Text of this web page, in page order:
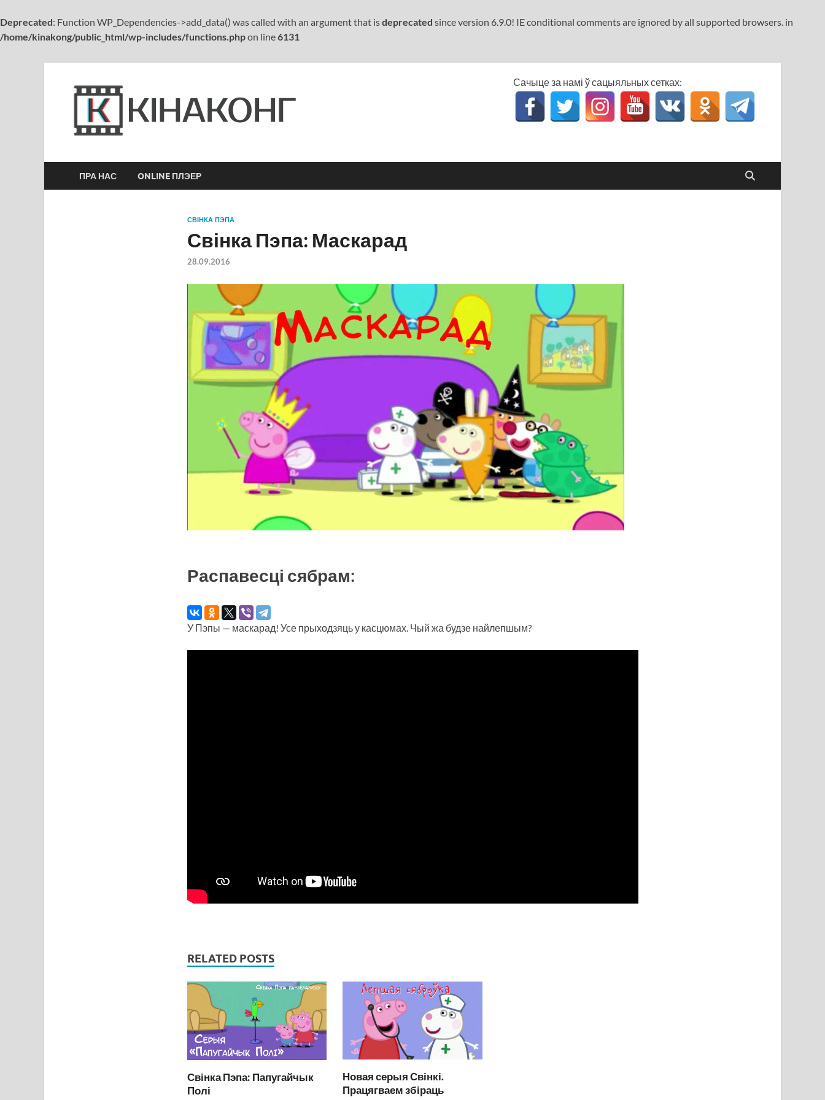
Deprecated: Function WP_Dependencies->add_data() was called with an argument that isdeprecated since version 6.9.0! IE conditional comments are ignored by all supported browsers. in
/home/kinakong/public_html/wp-includes/functions.phpon line6131
Сачыце за намі ў сацыяльных сетках:
ПРА НАС ONLINE ПЛЭЕР
СВІНКА ПЭПА
Свінка Пэпа: Маскарад
28.09.2016
Распавесці сябрам:
У Пэпы — маскарад! Усе прыходзяць у касцюмах. Чый жа будзе найлепшым?
RELATED POSTS
Свінка Пэпа: Папугайчык
Полі
Новая серыя Свінкі.
Працягваем збіраць